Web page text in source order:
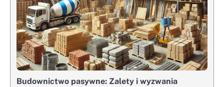
Budownictwo pasywne: Zalety i wyzwania